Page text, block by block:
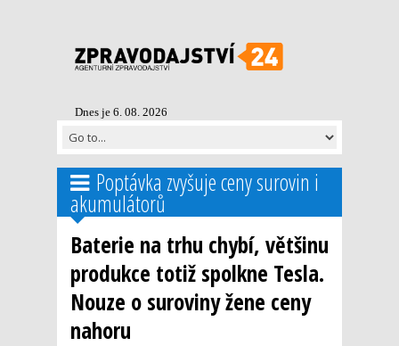
Dnes je 6. 08. 2026
Poptávka zvyšuje ceny surovin i
akumulátorů
Baterie na trhu chybí, většinu
produkce totiž spolkne Tesla.
Nouze o suroviny žene ceny
nahoru